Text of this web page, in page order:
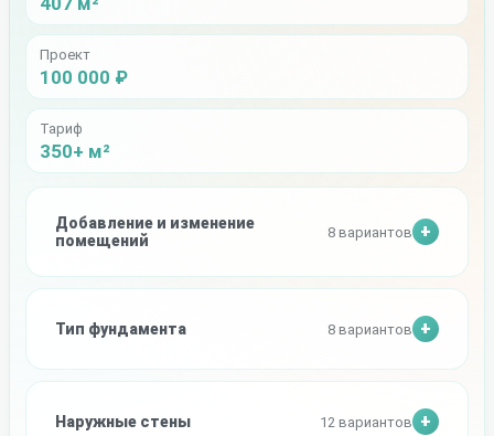
Проект
100 000 ₽
Тариф
350+ м²
Добавление и изменение
помещений
8 вариантов
Тип фундамента 8 вариантов
Наружные стены 12 вариантов